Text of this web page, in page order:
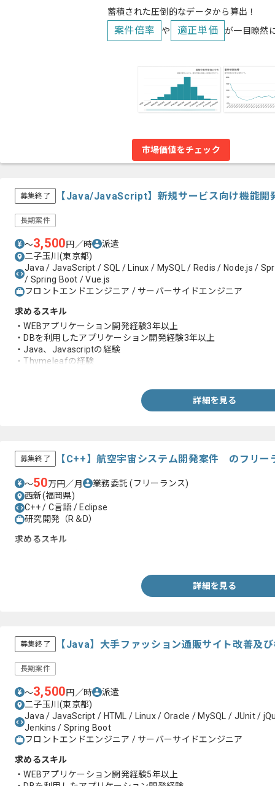
蓄積された圧倒的なデータから算出！
案件倍率 や 適正単価 が一目瞭然
市場価値をチェック
募集終了 【Java/JavaScript】新規サービス向け機能開
長期案件
〜3,500円／時
派遣
二子玉川(東京都)
Java / JavaScript / SQL / Linux / MySQL / Redis / Node.js /
/ Spring Boot / Vue.js
フロントエンドエンジニア / サーバーサイドエンジニア
求めるスキル
・WEBアプリケーション開発経験3年以上
・DBを利用したアプリケーション開発経験3年以上
・Java、Javascriptの経験
・Thymeleafの経験
・EclipseなどIDEを利用した開発経験
詳細を見る
募集終了 【C++】航空宇宙システム開発案件 のフリー
〜50万円／月 業務委託(フリーランス)
西新(福岡県)
C++ / C言語 / Eclipse
研究開発（R＆D）
求めるスキル
詳細を見る
募集終了 【Java】大手ファッション通販サイト改善及
長期案件
〜3,500円／時
派遣
二子玉川(東京都)
Java / JavaScript / HTML / Linux / Oracle / MySQL / JUnit /
Jenkins / Spring Boot
フロントエンドエンジニア / サーバーサイドエンジニア
求めるスキル
・WEBアプリケーション開発経験5年以上